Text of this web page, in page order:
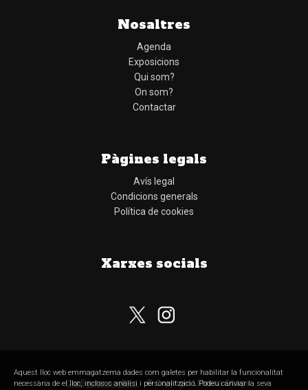
Nosaltres
Agenda
Exposicions
Qui som?
On som?
Contactar
Pàgines legals
Avís legal
Condicions generals
Política de cookies
Xarxes socials
Configurar cookies © Copyright Llibreria Obaga
Aquest lloc web emmagatzema dades com galetes per habilitar la funcionalitat
necessària de el lloc, inclosos anàlisi i personalització. Podeu canviar la seva